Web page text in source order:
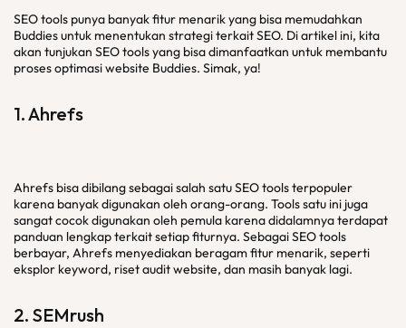
SEO tools punya banyak fitur menarik yang bisa memudahkan
Buddies untuk menentukan strategi terkait SEO. Di artikel ini, kita
akan tunjukan SEO tools yang bisa dimanfaatkan untuk membantu
proses optimasi website Buddies. Simak, ya!
1. Ahrefs
Ahrefs bisa dibilang sebagai salah satu SEO tools terpopuler
karena banyak digunakan oleh orang-orang. Tools satu ini juga
sangat cocok digunakan oleh pemula karena didalamnya terdapat
panduan lengkap terkait setiap fiturnya. Sebagai SEO tools
berbayar, Ahrefs menyediakan beragam fitur menarik, seperti
eksplor keyword, riset audit website, dan masih banyak lagi.
2. SEMrush